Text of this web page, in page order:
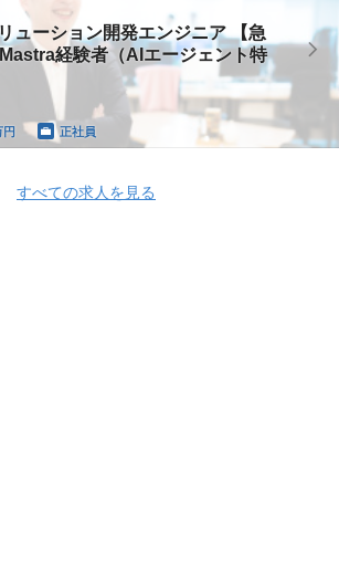
ューション開発エンジニア 【急
経験者（AIエージェント特
正社員
すべての求人を見る